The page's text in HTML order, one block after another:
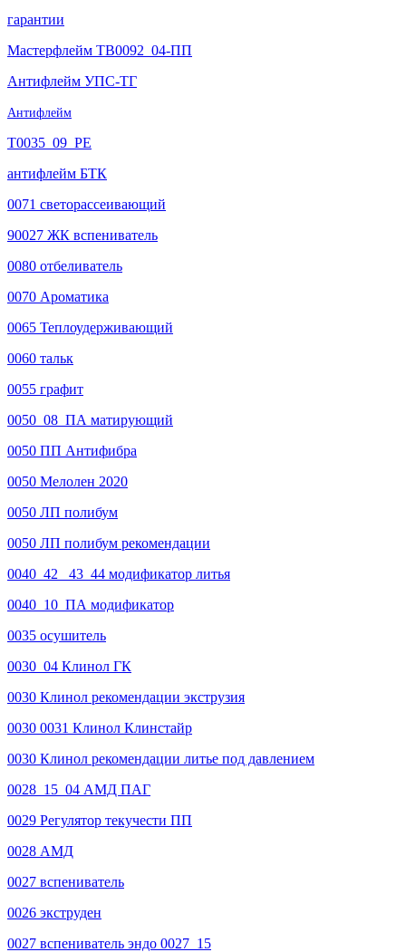
гарантии
Мастерфлейм ТВ0092_04-ПП
Антифлейм УПС-ТГ
Антифлейм
T0035_09_PE
антифлейм БТК
0071 светорассеивающий
90027 ЖК вспениватель
0080 отбеливатель
0070 Ароматика
0065 Теплоудерживающий
0060 тальк
0055 графит
0050_08_ПА матирующий
0050 ПП Антифибра
0050 Мелолен 2020
0050 ЛП полибум
0050 ЛП полибум рекомендации
0040_42 _43_44 модификатор литья
0040_10_ПА модификатор
0035 осушитель
0030_04 Клинол ГК
0030 Клинол рекомендации экструзия
0030 0031 Клинол Клинстайр
0030 Клинол рекомендации литье под давлением
0028_15_04 АМД ПАГ
0029 Регулятор текучести ПП
0028 АМД
0027 вспениватель
0026 экструден
0027 вспениватель эндо 0027_15